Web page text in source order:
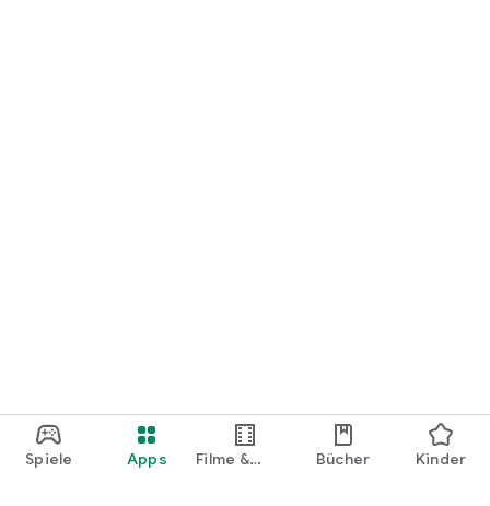
Spiele Apps
Filme &
Bücher Kinder